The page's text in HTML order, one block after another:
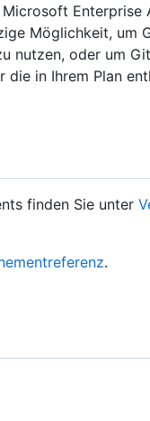
Enterprise
Möglichkeit, um
nutzen, oder um
in Ihrem Plan
finden Sie unter
.